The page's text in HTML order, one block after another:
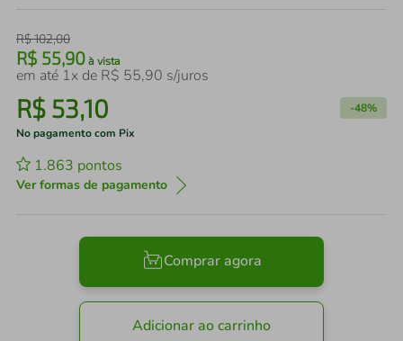
R$102,00
R$ 55,90 à vista
em até 1x de R$ 55,90 s/juros
R$ 53,10 -48%
No pagamento com Pix
1.863 pontos
Ver formas de pagamento
Comprar agora
Adicionar ao carrinho